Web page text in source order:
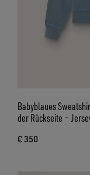
Babyblaues
der Rückseite –
€ 350